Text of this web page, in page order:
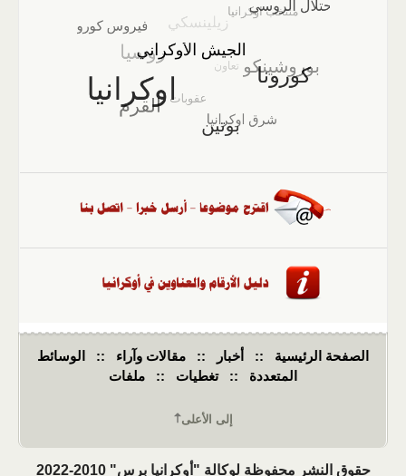
الصفحة الرئيسية :: أخبار :: مقالات وآراء ::
الوسائط
المتعددة
:: تغطيات :: ملفات
إلى الأعلى
حقوق النشر محفوظة لوكالة "أوكرانيا برس" 2010-2022